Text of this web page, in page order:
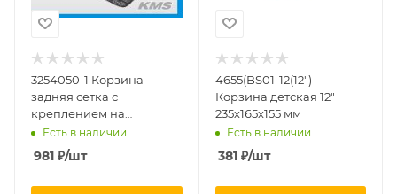
3254050-1 Корзина
задняя сетка с
креплением на
багажник
Есть в наличии
981 ₽/шт
4655(BS01-12(12")
Корзина детская 12"
235х165х155 мм
Есть в наличии
381₽/шт